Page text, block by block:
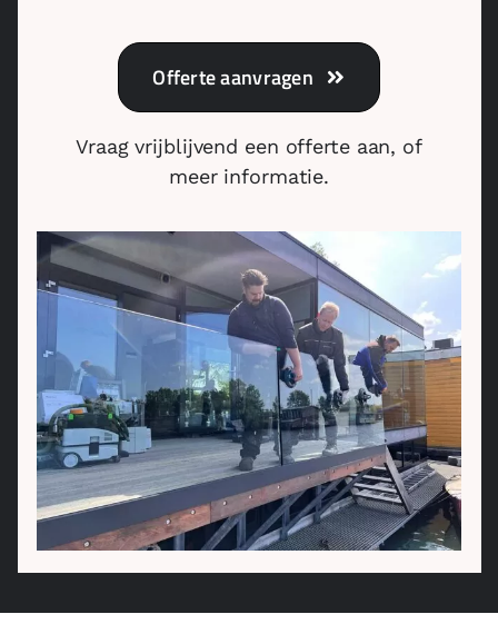
Offerte aanvragen
Vraag vrijblijvend een offerte aan, of
meer informatie.